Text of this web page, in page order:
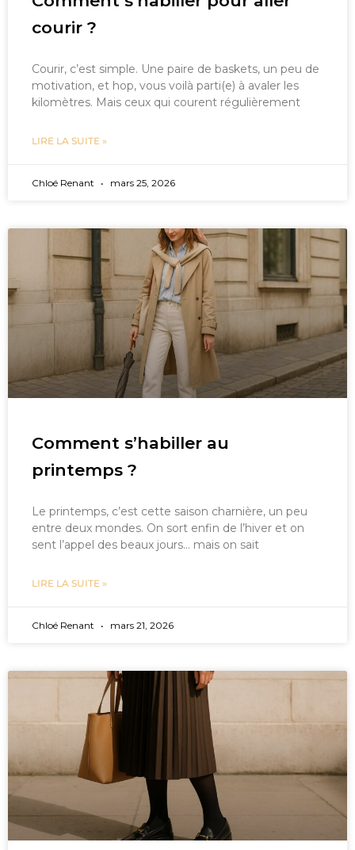
courir ?
Courir, c’est simple. Une paire de baskets, un peu de
motivation, et hop, vous voilà parti(e) à avaler les
kilomètres. Mais ceux qui courent régulièrement
LIRE LA SUITE »
Chloé Renant mars 25, 2026
Comment s’habiller au
printemps ?
Le printemps, c’est cette saison charnière, un peu
entre deux mondes. On sort enfin de l’hiver et on
sent l’appel des beaux jours… mais on sait
LIRE LA SUITE »
Chloé Renant mars 21, 2026